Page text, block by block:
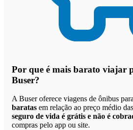
Por que é mais barato viajar
Buser?
A Buser oferece viagens de ônibus
baratas em relação ao preço médio
seguro de vida é grátis e não é
compras pelo app ou site.